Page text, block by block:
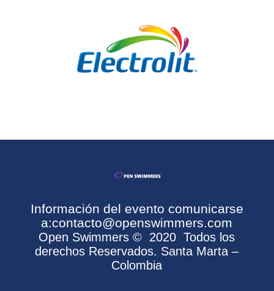
Información del evento comunicarse
a:contacto@openswimmers.com
Open Swimmers© 2020 Todos los
derechos Reservados. Santa Marta –
Colombia